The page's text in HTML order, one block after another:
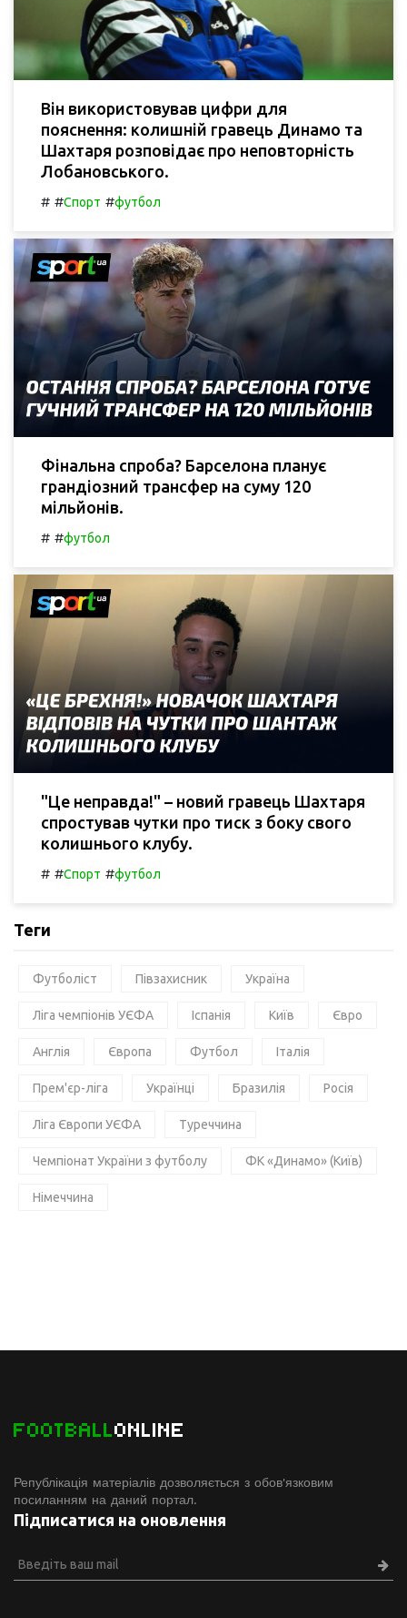
Він використовував цифри для
пояснення: колишній гравець Динамо та
Шахтаря розповідає про неповторність
Лобановського.
# #Спорт #футбол
Фінальна спроба? Барселона планує
грандіозний трансфер на суму 120
мільйонів.
# #футбол
"Це неправда!" – новий гравець Шахтаря
спростував чутки про тиск з боку свого
колишнього клубу.
# #Спорт #футбол
Теги
Футболіст Півзахисник Україна
Ліга чемпіонів УЄФА Іспанія Київ Євро
Англія Європа Футбол Італія
Прем'єр-ліга Українці Бразилія Росія
Ліга Європи УЄФА Туреччина
Чемпіонат України з футболу ФК «Динамо» (Київ)
Німеччина
FOOTBALLONLINE
Републікація матеріалів дозволяється з обов'язковим
посиланням на даний портал.
Підписатися на оновлення